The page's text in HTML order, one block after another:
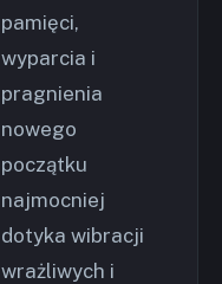
pamięci,
wyparcia i
pragnienia
nowego
początku
najmocniej
dotyka wibracji
wrażliwych i